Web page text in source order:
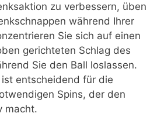
zu verbessern, üben
während Ihrer
Sie sich auf einen
gerichteten Schlag des
Sie den Ball loslassen.
entscheidend für die
Spins, der den
macht.